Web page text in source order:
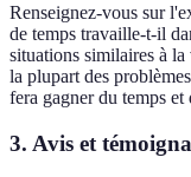
Renseignez-vous sur
de temps travaille-t-il
situations similaires à
la plupart des
fera gagner du temps et
3. Avis et